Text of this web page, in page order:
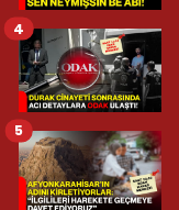
4
5